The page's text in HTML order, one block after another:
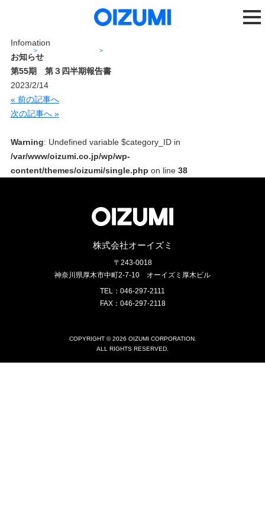
Infomation
お知らせ
第55期 第３四半期報告書
2023/2/14
« 前の記事へ
次の記事へ »
Warning: Undefined variable $category_ID in
/var/www/oizumi.co.jp/wp/wp-
content/themes/oizumi/single.php on line 38
株式会社オーイズミ
〒243-0018
神奈川県厚木市中町2-7-10 オーイズミ厚木ビル
TEL：046-297-2111
FAX：046-297-2118
COPYRIGHT © 2026 OIZUMI CORPORATION.
ALL RIGHTS RESERVED.